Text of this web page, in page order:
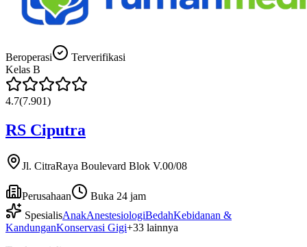
Beroperasi
Terverifikasi
Kelas B
4.7(7.901)
RS Ciputra
Jl. CitraRaya Boulevard Blok V.00/08
Perusahaan
Buka 24 jam
SpesialisAnakAnestesiologiBedahKebidanan &
KandunganKonservasi Gigi+33 lainnya